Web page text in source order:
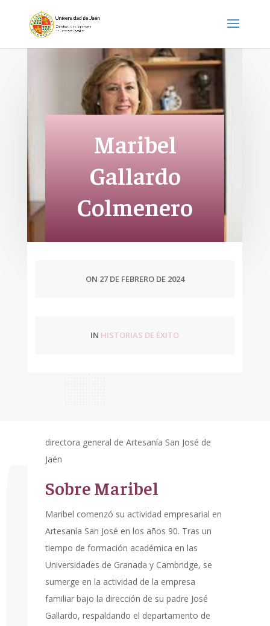
Maribel
Gallardo
Colmenero
ON 27 DE FEBRERO DE 2024
IN HISTORIAS DE ÉXITO
directora general de Artesanía San José de
Jaén
Sobre Maribel
Maribel comenzó su actividad empresarial en
Artesanía San José en los años 90. Tras un
tiempo de formación académica en las
Universidades de Granada y Cambridge, se
sumerge en la actividad de la empresa
familiar bajo la dirección de su padre José
Gallardo, respaldando el departamento de